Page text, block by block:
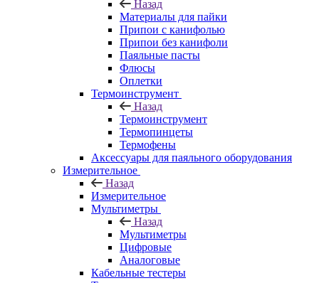
Назад
Материалы для пайки
Припои с канифолью
Припои без канифоли
Паяльные пасты
Флюсы
Оплетки
Термоинструмент
Назад
Термоинструмент
Термопинцеты
Термофены
Аксессуары для паяльного оборудования
Измерительное
Назад
Измерительное
Мультиметры
Назад
Мультиметры
Цифровые
Аналоговые
Кабельные тестеры